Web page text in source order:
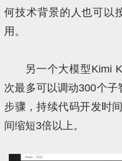
何技术背景的人也可以
用。
另一个大模型Kimi
次最多可以调动300个
步骤，持续代码开发时
间缩短3倍以上。